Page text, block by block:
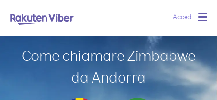
Accedi
Come chiamare Zimbabwe
da Andorra